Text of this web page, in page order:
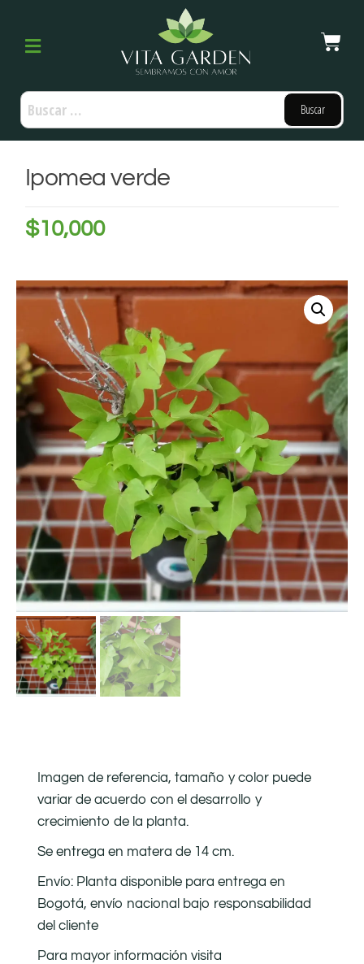
Ipomea verde
$10,000
Imagen de referencia, tamaño y color puede
variar de acuerdo con el desarrollo y
crecimiento de la planta.
Se entrega en matera de 14 cm.
Envío: Planta disponible para entrega en
Bogotá, envío nacional bajo responsabilidad
del cliente
Para mayor información visita